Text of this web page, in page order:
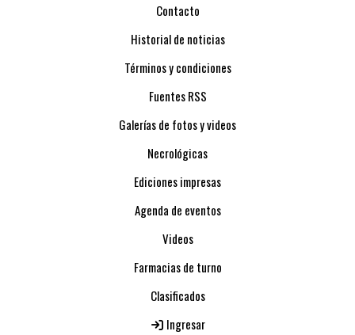
Contacto
Historial de noticias
Términos y condiciones
Fuentes RSS
Galerías de fotos y videos
Necrológicas
Ediciones impresas
Agenda de eventos
Videos
Farmacias de turno
Clasificados
Ingresar